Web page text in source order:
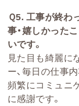
Ｑ5. 工事が終わ
事・嬉しかった
いです。
見た目も綺麗に
ー、毎日の仕事
頻繁にコミュニ
に感謝です。